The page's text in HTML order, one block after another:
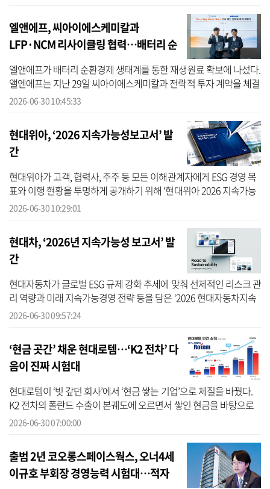
엘앤에프, 씨아이에스케미칼과
LFP·NCM 리사이클링 협력…배터리 순
환경제 생태계 구축
엘앤에프가 배터리 순환경제 생태계를 통한 재생원료 확보에 나섰다.
앨엔에프는 지난 29일 씨아이에스케미칼과 전략적 투자 계약을 체결
하고 리사이클링 분야 협력을 한층 강화한다고 30일 밝혔다. 대구 본
2026-06-30 10:45:33
현대위아, ‘2026 지속가능성보고서’ 발
간
현대위아가 고객, 협력사, 주주 등 모든 이해관계자에게 ESG 경영 목
표와 이행 현황을 투명하게 공개하기 위해 ‘현대위아 2026 지속가능
성보고서’를 발간했다고 30일 밝혔다. 현대위아는 보고서에서 투명
2026-06-30 10:29:01
현대차, ‘2026년 지속가능성 보고서’ 발
간
현대자동차가 글로벌 ESG 규제 강화 추세에 맞춰 선제적인 리스크 관
리 역량과 미래 지속가능경영 전략 등을 담은 ‘2026 현대자동차지속
가능성 보고서’를 발간했다고 30일 밝혔다. 현대차는 지속가능경영
2026-06-30 09:57:24
‘현금 곳간’ 채운 현대로템…‘K2 전차’ 다
음이 진짜 시험대
현대로템이 ‘빚 갚던 회사’에서 ‘현금 쌓는 기업’으로 체질을 바꿨다.
K2 전차의 폴란드 수출이 본궤도에 오르면서 쌓인 현금을 바탕으로
재무 체력을 키운 덕에 신용등급도 ‘AA-’에 닿았다. 다만 이 곳간을 떠
2026-06-30 07:00:00
출범 2년 코오롱스페이스웍스, 오너4세
이규호 부회장 경영능력 시험대…적자